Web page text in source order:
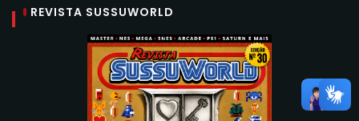
REVISTA SUSSUWORLD